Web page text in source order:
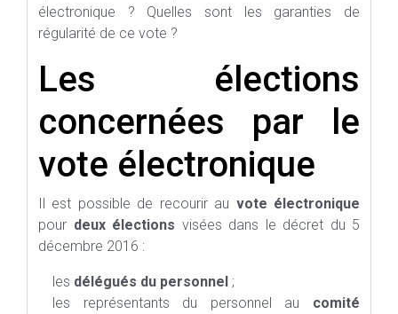
électronique ? Quelles sont les garanties de
régularité de ce vote ?
Les élections
concernées par le
vote électronique
Il est possible de recourir au vote électronique
pour deux élections visées dans le décret du 5
décembre 2016 :
les délégués du personnel ;
les représentants du personnel au comité